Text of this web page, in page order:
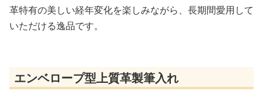
革特有の美しい経年変化を楽しみながら、長期間愛用して
いただける逸品です。
エンベロープ型上質革製筆入れ